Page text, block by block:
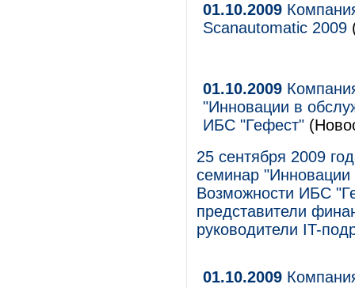
01.10.2009
Scanautomatic 2009
01.10.2009
"Инновации в
ИБС "Гефест"
25 сентября 2009
семинар "Инновации
Возможности ИБС
представители
руководители IT-
01.10.2009